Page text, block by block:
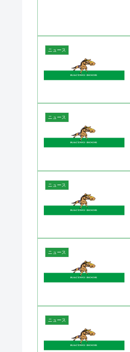
ニュース
ニュース
ニュース
ニュース
ニュース